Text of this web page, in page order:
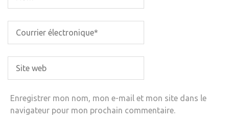
Enregistrer mon nom, mon e-mail et mon site dans le
navigateur pour mon prochain commentaire.